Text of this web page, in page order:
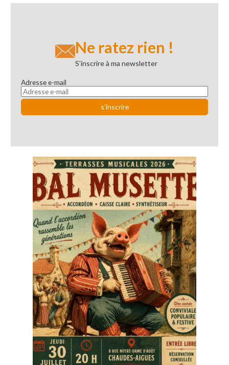
Ne ratez rien !
S’inscrire à ma newsletter
Adresse e-mail